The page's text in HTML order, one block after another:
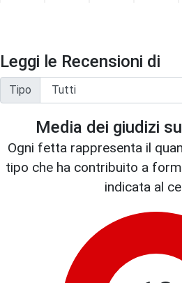
Leggi le Recensioni di
Tipo
Media dei giudizi su
Ogni fetta rappresenta il
tipo che ha contribuito a
indicata al